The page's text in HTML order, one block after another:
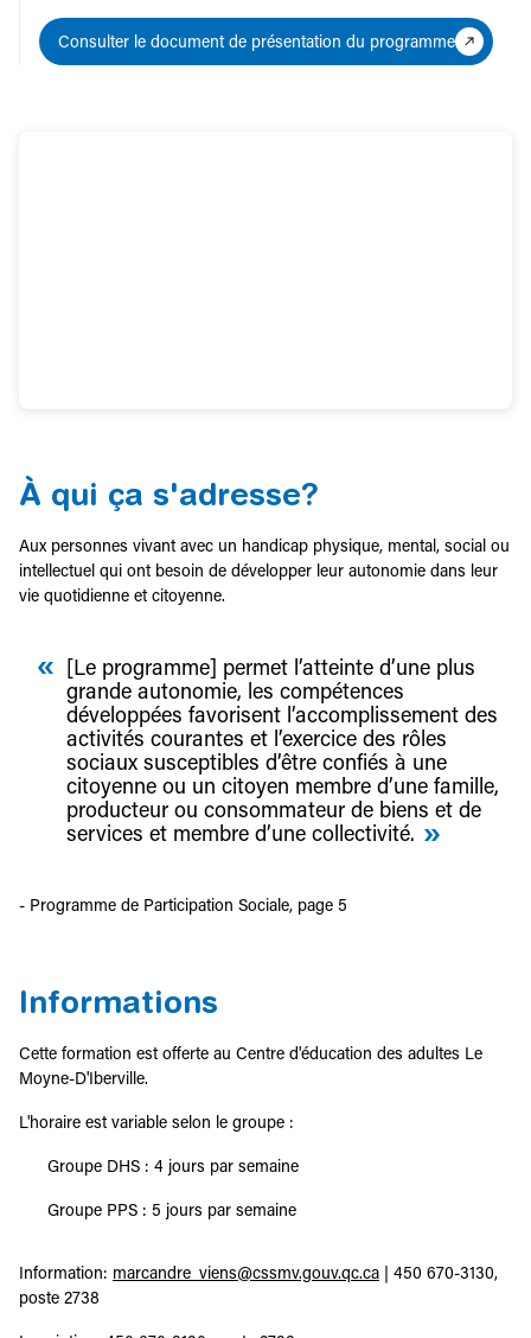
Consulter le document de présentation du programme
À qui ça s'adresse?
Aux personnes vivant avec un handicap physique, mental, social ou
intellectuel qui ont besoin de développer leur autonomie dans leur
vie quotidienne et citoyenne.
[Le programme] permet l’atteinte d’une plus
grande autonomie, les compétences
développées favorisent l’accomplissement des
activités courantes et l’exercice des rôles
sociaux susceptibles d’être confiés à une
citoyenne ou un citoyen membre d’une famille,
producteur ou consommateur de biens et de
services et membre d’une collectivité.
- Programme de Participation Sociale, page 5
Informations
Cette formation est offerte au Centre d'éducation des adultes Le
Moyne-D'Iberville.
L'horaire est variable selon le groupe :
Groupe DHS : 4 jours par semaine
Groupe PPS : 5 jours par semaine
Information: marcandre_viens@cssmv.gouv.qc.ca | 450 670-3130,
poste 2738